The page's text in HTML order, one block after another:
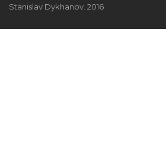
Stanislav Dykhanov. 2016